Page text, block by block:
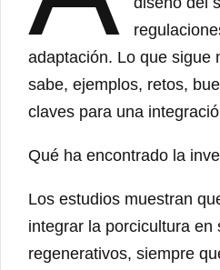
adaptación. Lo que sigue
sabe, ejemplos, retos,
claves para una
Qué ha encontrado la
Los estudios muestran
integrar la porcicultura en
regenerativos, siempre